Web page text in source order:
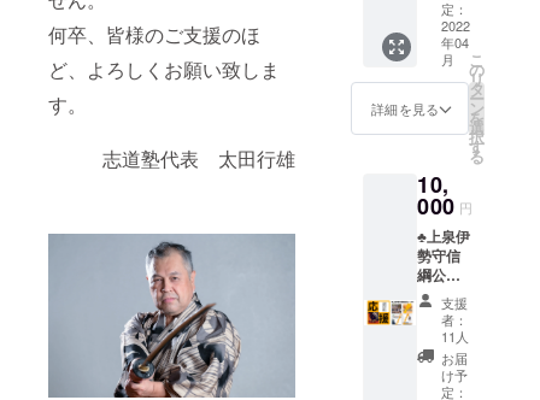
何卒、皆様のご支援のほ
ど、よろしくお願い致しま
す。
志道塾代表 太田行雄
もその
旨をご
記入く
ださ
い。 例)
匿名希
つな」
希望、
記載名
前「上
泉伊勢
守商
店」希
望な
ど。 ・
応援
メッ
ンフ
レット
にお名
前の記
載 【備
考欄】
【備考
欄】に
のご希
望のお
名前を
ご記入
くださ
い。 ・
匿名ご
希望の
殺陣動
画in赤
城神社
⚫︎「上
泉伊勢
守信綱
を全国
のパ
ンフ
レット
⚫︎お礼
のお手
紙 ※
舞台オ
リジナ
ルポス
トカー
ド付き
⚫︎会場
定：
2022
年04
月
詳細を見る
こ
の
リ
タ
ー
ン
を
選
択
す
る
10,
000 円
♣︎上泉伊
勢守信
綱公応
援コー
ス♣︎ ※
観劇チ
ケット
不要の
方向け
支援
者：
11人
お届
け予
定：